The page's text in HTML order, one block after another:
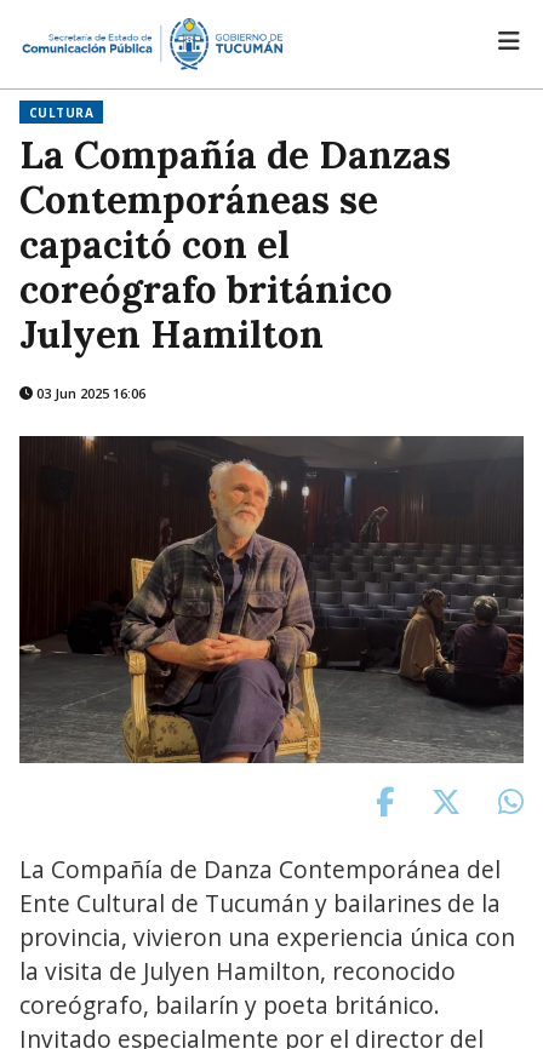
CULTURA
La Compañía de Danzas
Contemporáneas se
capacitó con el
coreógrafo británico
Julyen Hamilton
03 Jun 2025 16:06
La Compañía de Danza Contemporánea del
Ente Cultural de Tucumán y bailarines de la
provincia, vivieron una experiencia única con
la visita de Julyen Hamilton, reconocido
coreógrafo, bailarín y poeta británico.
Invitado especialmente por el director del